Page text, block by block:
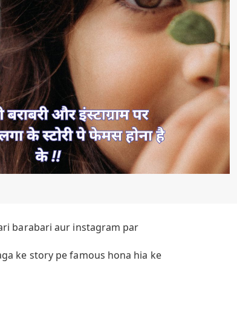
barabari aur instagram par
ke story pe famous hona hia ke